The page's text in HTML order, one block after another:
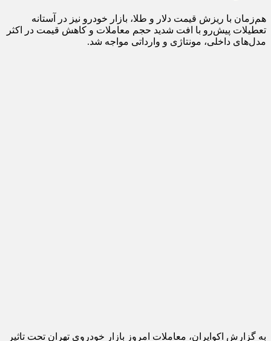
هم‌زمان با ریزش قیمت دلار و طلا، بازار خودرو نیز در آستانه
تعطیلات پیش‌رو با افت شدید حجم معاملات و کاهش قیمت در اکثر
مدل‌های داخلی، مونتاژی و وارداتی مواجه شد.
به گزارش اکوایران، معاملات امروز بازار خودروی تهران تحت تاثیر